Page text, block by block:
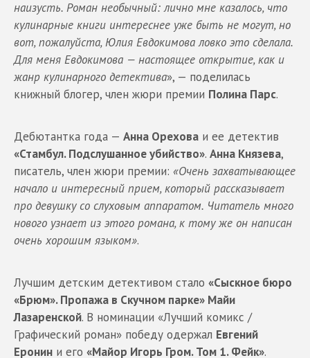
наизусть. Роман необычный: лично мне казалось, что
кулинарные книги интереснее уже быть не могут, но
вот, пожалуйста, Юлия Евдокимова ловко это сделала.
Для меня Евдокимова — настоящее открытие, как и
жанр кулинарного детектива», — поделилась
книжный блогер, член жюри премии Полина Парс.
Дебютантка года — Анна Орехова и ее детектив
«Стамбул. Подслушанное убийство». Анна Князева,
писатель, член жюри премии: «Очень захватывающее
начало и интересный прием, который рассказывает
про девушку со слуховым аппаратом. Читатель много
нового узнает из этого романа, к тому же он написан
очень хорошим языком».
Лучшим детским детективом стало «Сыскное бюро
«Брюм». Пропажа в Скучном парке» Майи
Лазаренской. В номинации «Лучший комикс /
Графический роман» победу одержал Евгений
Еронин и его «Майор Игорь Гром. Том 1. Фейк».